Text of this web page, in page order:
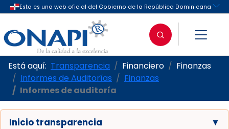
Está aquí: Transparencia Financiero
Finanzas
Informes de Auditorías
Finanzas
Informes de auditoría
Inicio transparencia ▼